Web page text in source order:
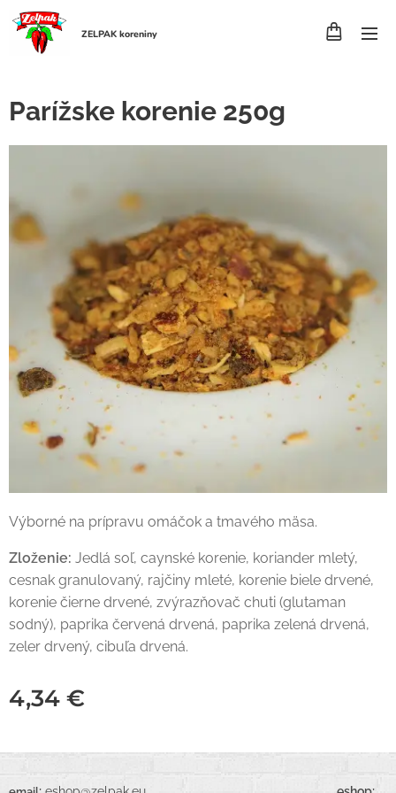
ZELPAK koreniny
Parížske korenie 250g
Výborné na prípravu omáčok a tmavého mäsa.
Zloženie: Jedlá soľ, caynské korenie, koriander mletý,
cesnak granulovaný, rajčiny mleté, korenie biele drvené,
korenie čierne drvené, zvýrazňovač chuti (glutaman
sodný), paprika červená drvená, paprika zelená drvená,
zeler drvený, cibuľa drvená.
4,34 €